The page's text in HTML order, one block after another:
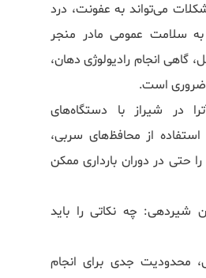
می‌تواند به عفونت، درد
سلامت عمومی مادر منجر
گاهی انجام رادیولوژی دهان،
ضروری است.
در شیراز با دستگاه‌های
از محافظ‌های سربی،
حتی در دوران بارداری ممکن
شیردهی: چه نکاتی را باید
محدودیت جدی برای انجام